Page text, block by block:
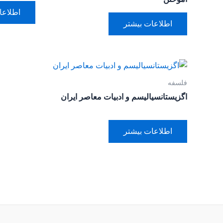
اطلاعات بیشتر
فلسفه
اگزیستانسیالیسم و ادبیات معاصر ایران
اطلاعات بیشتر